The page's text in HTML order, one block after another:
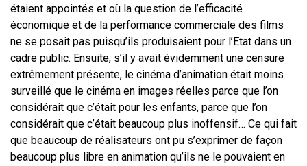
étaient appointés et où la question de l’efficacité
économique et de la performance commerciale des films
ne se posait pas puisqu’ils produisaient pour l’Etat dans un
cadre public. Ensuite, s’il y avait évidemment une censure
extrêmement présente, le cinéma d’animation était moins
surveillé que le cinéma en images réelles parce que l’on
considérait que c’était pour les enfants, parce que l’on
considérait que c’était beaucoup plus inoffensif… Ce qui fait
que beaucoup de réalisateurs ont pu s’exprimer de façon
beaucoup plus libre en animation qu’ils ne le pouvaient en